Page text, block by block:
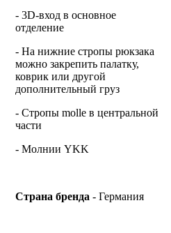
- 3D-вход в основное
отделение
- На нижние стропы рюкзака
можно закрепить палатку,
коврик или другой
дополнительный груз
- Стропы molle в центральной
части
- Молнии YKK
Страна бренда - Германия